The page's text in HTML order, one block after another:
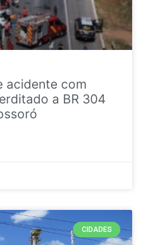
acidente com
a BR 304
CIDADES